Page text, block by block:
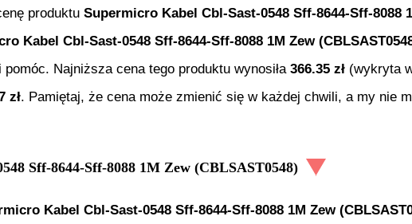
produktu Supermicro Kabel Cbl-Sast-0548 Sff-8644-Sff-8088
Kabel Cbl-Sast-0548 Sff-8644-Sff-8088 1M Zew
Najniższa cena tego produktu wynosiła 366.35 zł (wykryta
zł. Pamiętaj, że cena może zmienić się w każdej chwili, a my nie
Sff-8644-Sff-8088 1M Zew (CBLSAST0548)
Kabel Cbl-Sast-0548 Sff-8644-Sff-8088 1M Zew